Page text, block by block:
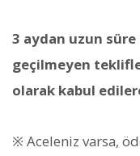
3 aydan uzun
geçilmeyen
olarak kabul
※ Aceleniz varsa,